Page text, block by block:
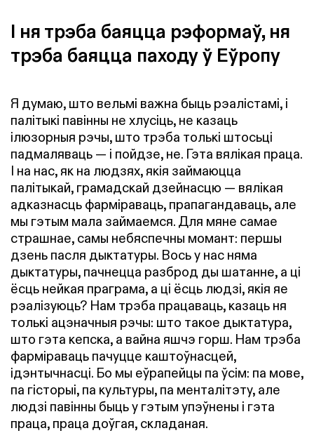
І ня трэба баяцца рэформаў, ня
трэба баяцца паходу ў Еўропу
Я думаю, што вельмі важна быць рэалістамі, і
палітыкі павінны не хлусіць, не казаць
ілюзорныя рэчы, што трэба толькі штосьці
падмаляваць — і пойдзе, не. Гэта вялікая праца.
І на нас, як на людзях, якія займаюцца
палітыкай, грамадскай дзейнасцю — вялікая
адказнасць фарміраваць, прапагандаваць, але
мы гэтым мала займаемся. Для мяне самае
страшнае, самы небяспечны момант: першы
дзень пасля дыктатуры. Вось у нас няма
дыктатуры, пачнецца разброд ды шатанне, а ці
ёсць нейкая праграма, а ці ёсць людзі, якія яе
рэалізуюць? Нам трэба працаваць, казаць ня
толькі ацэначныя рэчы: што такое дыктатура,
што гэта кепска, а вайна яшчэ горш. Нам трэба
фарміраваць пачуцце каштоўнасцей,
ідэнтычнасці. Бо мы еўрапейцы па ўсім: па мове,
па гісторыі, па культуры, па менталітэту, але
людзі павінны быць у гэтым упэўнены і гэта
праца, праца доўгая, складаная.